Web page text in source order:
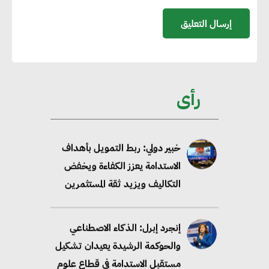
رأى
مصادر الطاقة المتجددة بحلول
2035
والسياسات
خبير دولي: ربط التمويل بأهداف
الاستدامة يعزز الكفاءة ويخفض
التكاليف ويزيد ثقة المستثمرين
إنجرد إبرل: الذكاء الاصطناعي
والحوكمة الرشيدة يعيدان تشكيل
مستقبل الاستدامة في قطاع علوم